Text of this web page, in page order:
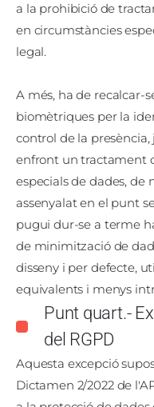
a la prohibició de
en circumstàncies
legal.
A més, ha de recalcar-
biomètriques per la
control de la
enfront un tractament
especials de dades, de
assenyalat en el punt
pugui dur-se a terme
de minimització de
disseny i per defecte,
equivalents i menys
Punt quart.-
del RGPD
Aquesta excepció
Dictamen 2/2022 de